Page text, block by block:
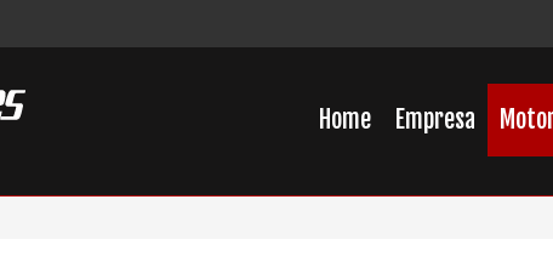
Home Empresa